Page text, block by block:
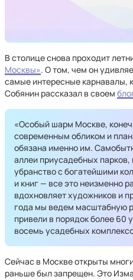
В столице снова проходит
Москвы». О том, чем он
самые интересные карнавалы,
Собянин рассказал в своем
«Особый шарм Москве,
современным обликом и
обязана именно им.
аллеи приусадебных
убранство с богатейшими
и книг — все это неизменно
вдохновляет художников и
года мы ведем масштабную
привели в порядок более 60
восемь усадебных
Сейчас в Москве открыты
раньше был запрещен. Это